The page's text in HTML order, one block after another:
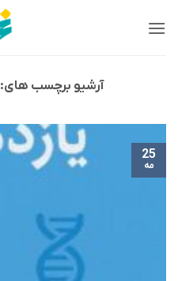
آرشیو برچسب های:
25
مه